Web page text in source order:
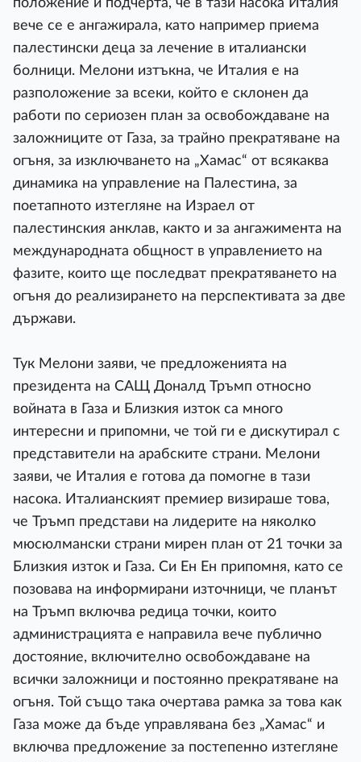
положение и подчерта, че в тази насока Италия
вече се е ангажирала, като например приема
палестински деца за лечение в италиански
болници. Мелони изтъкна, че Италия е на
разположение за всеки, който е склонен да
работи по сериозен план за освобождаване на
заложниците от Газа, за трайно прекратяване на
огъня, за изключването на „Хамас“ от всякаква
динамика на управление на Палестина, за
поетапното изтегляне на Израел от
палестинския анклав, както и за ангажимента на
международната общност в управлението на
фазите, които ще последват прекратяването на
огъня до реализирането на перспективата за две
държави.
Тук Мелони заяви, че предложенията на
президента на САЩ Доналд Тръмп относно
войната в Газа и Близкия изток са много
интересни и припомни, че той ги е дискутирал с
представители на арабските страни. Мелони
заяви, че Италия е готова да помогне в тази
насока. Италианският премиер визираше това,
че Тръмп представи на лидерите на няколко
мюсюлмански страни мирен план от 21 точки за
Близкия изток и Газа. Си Ен Ен припомня, като се
позовава на информирани източници, че планът
на Тръмп включва редица точки, които
администрацията е направила вече публично
достояние, включително освобождаване на
всички заложници и постоянно прекратяване на
огъня. Той също така очертава рамка за това как
Газа може да бъде управлявана без „Хамас“ и
включва предложение за постепенно изтегляне